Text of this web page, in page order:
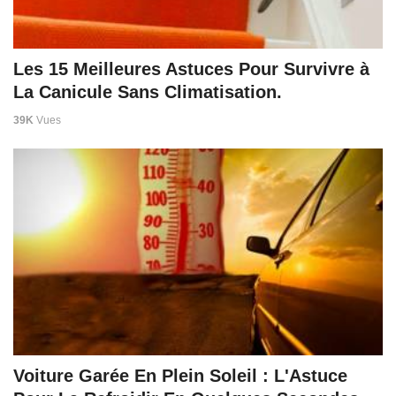
Les 15 Meilleures Astuces Pour Survivre à
La Canicule Sans Climatisation.
39K Vues
Voiture Garée En Plein Soleil : L'Astuce